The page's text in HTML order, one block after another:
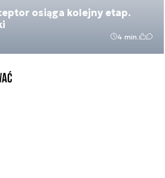
osiąga kolejny etap.
4 min.